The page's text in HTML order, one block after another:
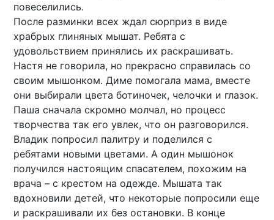
повеселились.
После разминки всех ждал сюрприз в виде
храбрых глиняных мышат. Ребята с
удовольствием принялись их раскрашивать.
Настя не говорила, но прекрасно справилась со
своим мышонком. Диме помогала мама, вместе
они выбирали цвета ботиночек, челочки и глазок.
Паша сначала скромно молчал, но процесс
творчества так его увлек, что он разговорился.
Владик попросил палитру и поделился с
ребятами новыми цветами. А один мышонок
получился настоящим спасателем, похожим на
врача – с крестом на одежде. Мышата так
вдохновили детей, что некоторые попросили еще
и раскрашивали их без остановки. В конце